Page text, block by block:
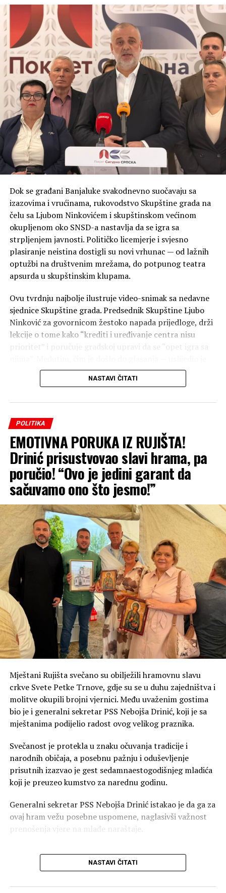
Dok se građani Banjaluke svakodnevno suočavaju sa
izazovima i vrućinama, rukovodstvo Skupštine grada na
čelu sa Ljubom Ninkovićem i skupštinskom većinom
okupljenom oko SNSD-a nastavlja da se igra sa
strpljenjem javnosti. Političko licemjerje i svjesno
plasiranje neistina dostigli su novi vrhunac — od lažnih
optužbi na društvenim mrežama, do potpunog teatra
apsurda u skupštinskim klupama.
Ovu tvrdnju najbolje ilustruje video-snimak sa nedavne
sjednice Skupštine grada. Predsednik Skupštine Ljubo
Ninković za govornicom žestoko napada prijedloge, drži
lekcije o tome kako “krediti i uređivanje centra nisu
prioritet” i poručuje gradskoj upravi da se “opet igra sa
pod ruku sa svojom većinom, glasao“ZA”svaki
amandman, za odluku o parkinzima, pa čak i za samo
kreditno zaduženje koje je nekoliko minuta ranije
nazivao nepotrebnim!
Reproduktor
videozapisa
00:00 00:59
društvenim mrežama
NASTAVI ČITATI
POLITIKA
EMOTIVNA PORUKA IZ RUJIŠTA!
Drinić prisustvovao slavi hrama, pa
poručio! “Ovo je jedini garant da
sačuvamo ono što jesmo!”
Mještani Rujišta svečano su obilježili hramovnu slavu
crkve Svete Petke Trnove, gdje su se u duhu zajedništva i
molitve okupili brojni vjernici. Među uvaženim gostima
bio je i generalni sekretar PSS Nebojša Drinić, koji je sa
mještanima podijelio radost ovog velikog praznika.
Svečanost je protekla u znaku očuvanja tradicije i
narodnih običaja, a posebnu pažnju i oduševljenje
prisutnih izazvao je gest sedamnaestogodišnjeg mladića
koji je preuzeo kumstvo za narednu godinu.
Generalni sekretar PSS Nebojša Drinić istakao je da ga za
ovaj hram vežu posebne uspomene, naglasivši važnost
prenošenja vjere na mlađe naraštaje.
“Prije dvije godine bio sam
kum ikonostasa u crkvi
NASTAVI ČITATI